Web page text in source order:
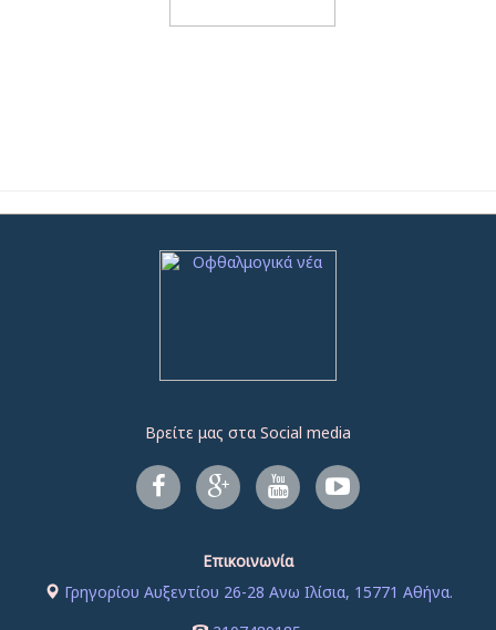
Βρείτε μας στα Social media
Επικοινωνία
Γρηγορίου Αυξεντίου 26-28 Ανω Ιλίσια, 15771 Αθήνα.